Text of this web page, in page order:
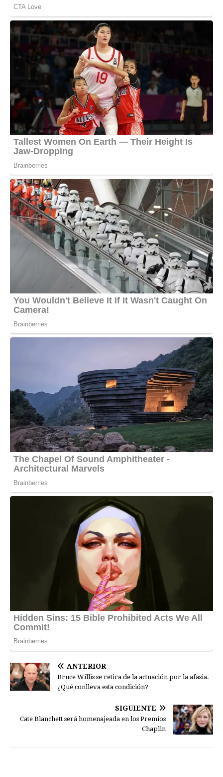
ANTERIOR
Bruce Willis se retira de la actuación por la afasia.
¿Qué conlleva esta condición?
SIGUIENTE
Cate Blanchett será homenajeada en los Premios
Chaplin